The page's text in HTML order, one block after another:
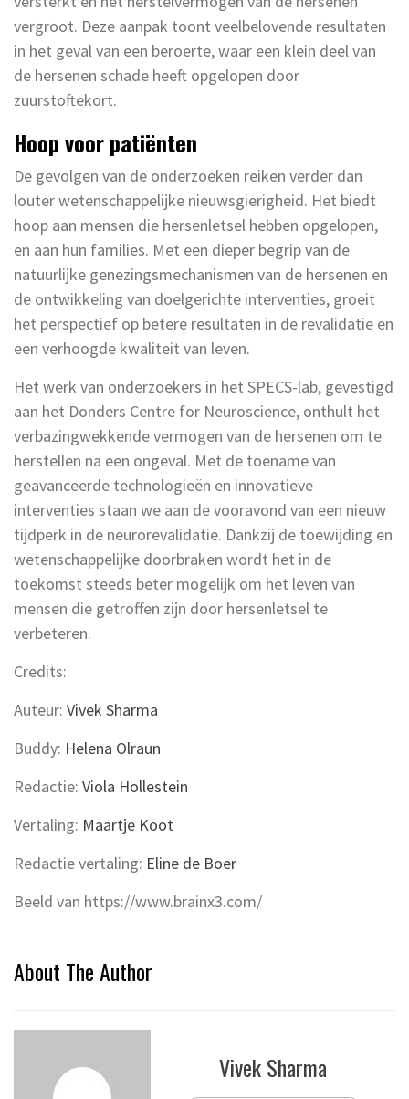
vergroot. Deze aanpak toont veelbelovende resultaten
in het geval van een beroerte, waar een klein deel van
de hersenen schade heeft opgelopen door
zuurstoftekort.
Hoop voor patiënten
De gevolgen van de onderzoeken reiken verder dan
louter wetenschappelijke nieuwsgierigheid. Het biedt
hoop aan mensen die hersenletsel hebben opgelopen,
en aan hun families. Met een dieper begrip van de
natuurlijke genezingsmechanismen van de hersenen en
de ontwikkeling van doelgerichte interventies, groeit
het perspectief op betere resultaten in de revalidatie en
een verhoogde kwaliteit van leven.
Het werk van onderzoekers in het SPECS-lab, gevestigd
aan het Donders Centre for Neuroscience, onthult het
verbazingwekkende vermogen van de hersenen om te
herstellen na een ongeval. Met de toename van
geavanceerde technologieën en innovatieve
interventies staan we aan de vooravond van een nieuw
tijdperk in de neurorevalidatie. Dankzij de toewijding en
wetenschappelijke doorbraken wordt het in de
toekomst steeds beter mogelijk om het leven van
mensen die getroffen zijn door hersenletsel te
verbeteren.
Credits:
Auteur: Vivek Sharma
Buddy: Helena Olraun
Redactie: Viola Hollestein
Vertaling: Maartje Koot
Redactie vertaling: Eline de Boer
Beeld van https://www.brainx3.com/
About The Author
Vivek Sharma